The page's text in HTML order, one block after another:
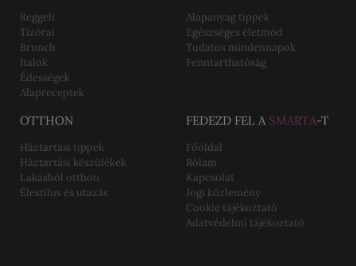
Reggeli
Tízórai
Brunch
Italok
Édességek
Alapreceptek
Alapanyag tippek
Egészséges életmód
Tudatos mindennapok
Fenntarthatóság
OTTHON
Háztartási tippek
Háztartási készülékek
Lakásból otthon
Élestílus és utazás
FEDEZD FEL A SMARTA-T
Főoldal
Rólam
Kapcsolat
Jogi közlemény
Cookie tájékoztató
Adatvédelmi tájékoztató